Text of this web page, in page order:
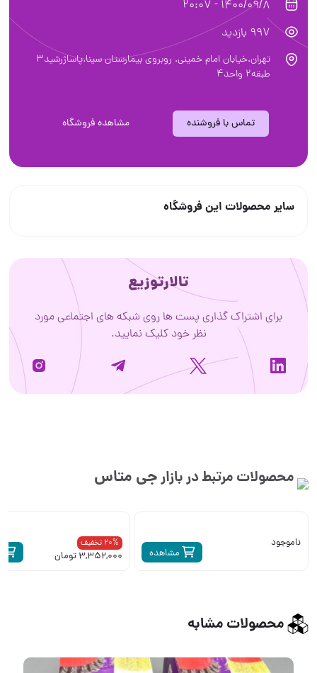
1400/09/8 - 20:07
997 بازدید
تهران.خیابان امام خمینی. روبروی بیمارستان سینا.پاساژرشید3
طبقه2 واحد4
تماس با فروشنده مشاهده فروشگاه
سایر محصولات این فروشگاه
تالارتوزیع
برای اشتراک گذاری پست ها روی شبکه های اجتماعی مورد
نظر خود کلیک نمایید.
محصولات مرتبط در بازارجی متاس
مشاهده
ناموجود 20% تخفیف
3,352,000 تومان
محصولات مشابه